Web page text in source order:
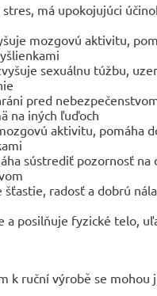
stres, má upokojujúci
mozgovú aktivitu,
sexuálnu túžbu,
pred
na iných ľuďoch
aktivitu, pomáha
sústrediť pozornosť na
šťastie, radosť a dobrú
a posilňuje fyzické telo,
k ruční výrobě se